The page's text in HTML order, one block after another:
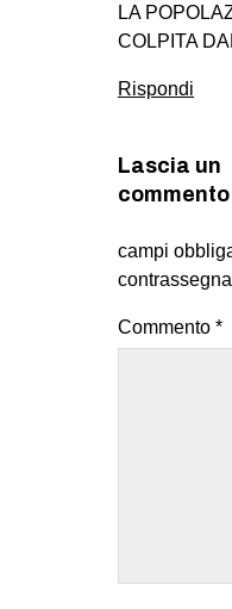
LA
COLPITA
Rispondi
Lascia un
commento
campi
Commento *